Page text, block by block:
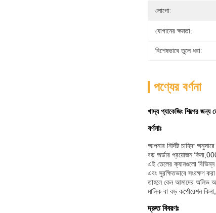
লোগো:
যোগানের ক্ষমতা:
বিশেষভাবে তুলে ধরা:
পণ্যের বর্ণনা
খাদ্য প্যাকেজিং শিল্পের
বর্ণনাঃ
আপনার নির্দিষ্ট চাহিদা
বড় অর্ডার প্রয়োজন
এই তেলের ক্যানগুলো
এবং সুরক্ষিতভাবে সংরক্ষণ করা
তাহলে কেন আমাদের অলিভ
মালিক বা বড় কর্পোরেশন
দ্রুত বিবরণঃ